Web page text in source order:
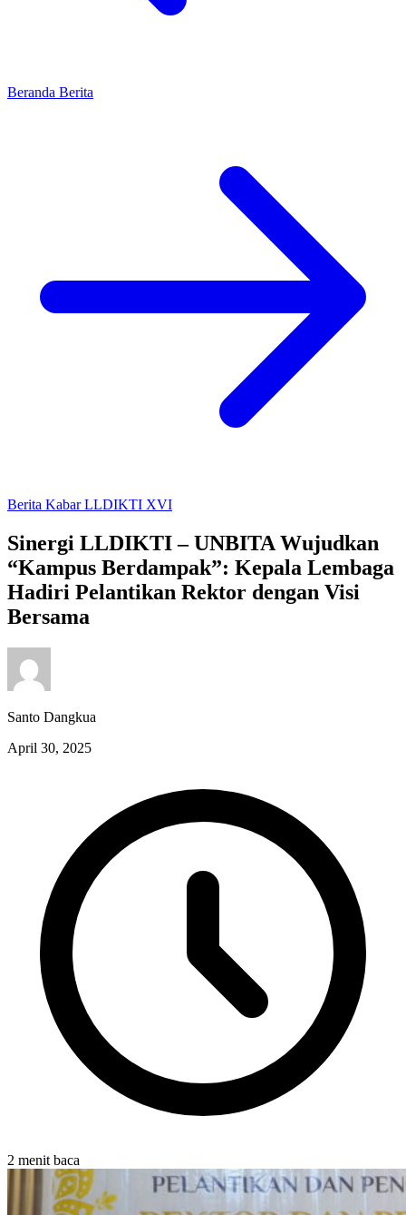
Beranda Berita
Berita Kabar LLDIKTI XVI
Sinergi LLDIKTI – UNBITA Wujudkan
“Kampus Berdampak”: Kepala Lembaga
Hadiri Pelantikan Rektor dengan Visi
Bersama
Santo Dangkua
April 30, 2025
2 menit baca